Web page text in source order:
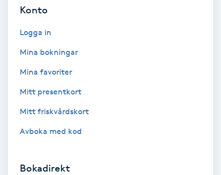
Celluliter
Color correction
Cryoterapi
Dermapen
Konto
Logga in
Mina bokningar
Mina favoriter
Mitt presentkort
Mitt friskvårdskort
Avboka med kod
Bokadirekt